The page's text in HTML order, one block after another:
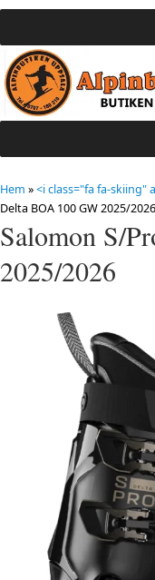
Hem »<i class="fa fa-skiing"
Delta BOA 100 GW 2025/2026
Salomon S/
2025/2026